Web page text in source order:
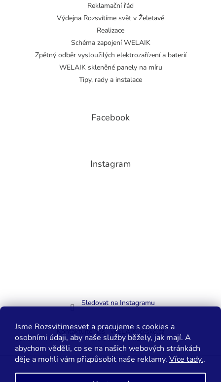
Jsme Rozsvitimesvet a pracujeme s cookies a
osobními údaji, aby naše služby běžely, jak mají. A
abychom věděli, co se na našich webových stránkách
děje a mohli vám přizpůsobit naše reklamy. Více tady..
Reklamační řád
Výdejna Rozsvítíme svět v Želetavě
Realizace
Schéma zapojení WELAIK
Zpětný odběr vysloužilých elektrozařízení a baterií
WELAIK skleněné panely na míru
Tipy, rady a instalace
Facebook
Instagram
Sledovat na Instagramu
Kontaktujte nás WELAIK-cesko.cz
Vytvořil Shoptet